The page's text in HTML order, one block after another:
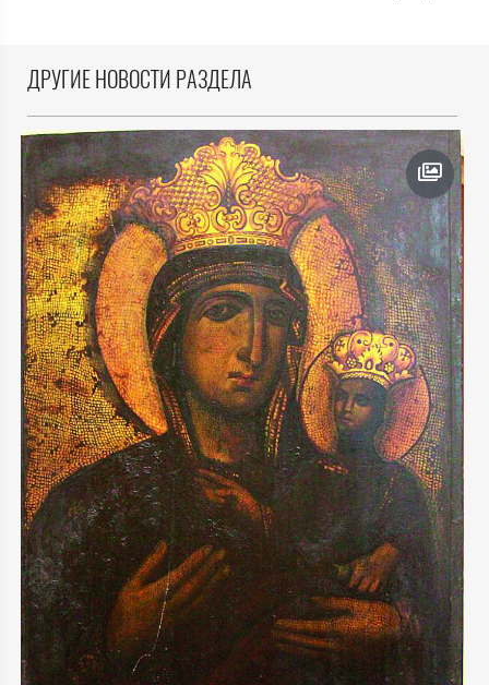
ДРУГИЕ НОВОСТИ РАЗДЕЛА